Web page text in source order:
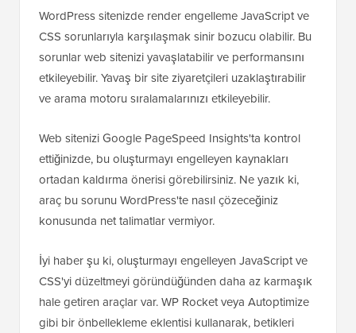
WordPress sitenizde render engelleme JavaScript ve
CSS sorunlarıyla karşılaşmak sinir bozucu olabilir. Bu
sorunlar web sitenizi yavaşlatabilir ve performansını
etkileyebilir. Yavaş bir site ziyaretçileri uzaklaştırabilir
ve arama motoru sıralamalarınızı etkileyebilir.
Web sitenizi Google PageSpeed Insights'ta kontrol
ettiğinizde, bu oluşturmayı engelleyen kaynakları
ortadan kaldırma önerisi görebilirsiniz. Ne yazık ki,
araç bu sorunu WordPress'te nasıl çözeceğiniz
konusunda net talimatlar vermiyor.
İyi haber şu ki, oluşturmayı engelleyen JavaScript ve
CSS'yi düzeltmeyi göründüğünden daha az karmaşık
hale getiren araçlar var. WP Rocket veya Autoptimize
gibi bir önbellekleme eklentisi kullanarak, betikleri